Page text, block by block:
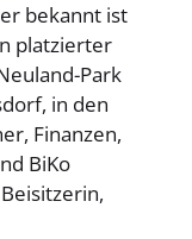
bekannt ist
platzierter
Park
in den
Finanzen,
BiKo